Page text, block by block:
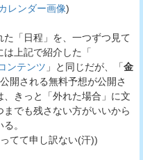
レンダー画像)
た「日程」を、一つずつ見て
は上記で紹介した「
ンテンツ 」と同じだが、「金
開される無料予想が公開さ
きっと「外れた場合」に文
でも残さない方がいいから
。
てて申し訳ない(汗))